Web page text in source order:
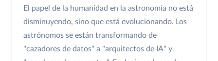
El papel de la humanidad en la astronomía no está
disminuyendo, sino que está evolucionando. Los
astrónomos se están transformando de
"cazadores de datos" a "arquitectos de IA" y